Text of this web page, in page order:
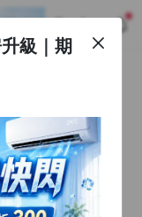
！
間快閃活動
NT$300、再贈最高
房升級 📈⭐️ 【冷氣房
NT$300◾活動期間：
康 \ 再加碼 /→ 點數回饋
享回饋 1% 點數✅ 滿
Line@ 專屬活動，加
化推播」！
級｜期